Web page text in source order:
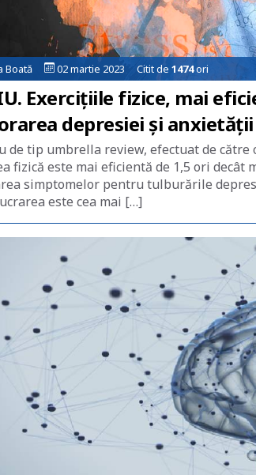
Boată 02 martie 2023 Citit de 1474ori
Exercițiile fizice, mai
depresiei și
de tip umbrella review, efectuat de
fizică este mai eficientă de 1,5 ori
simptomelor pentru tulburările
este cea mai […]